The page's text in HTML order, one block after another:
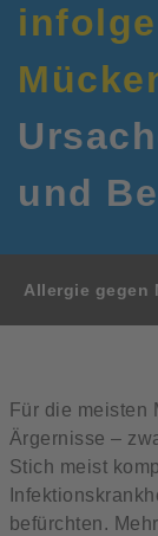
und
Allergie gegen
Für die meisten
Ärgernisse –
Stich meist
befürchten.